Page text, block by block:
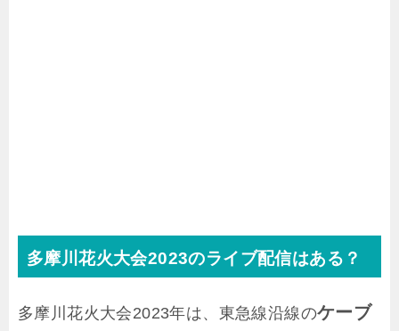
多摩川花火大会2023のライブ配信はある？
多摩川花火大会2023年は、東急線沿線のケーブ